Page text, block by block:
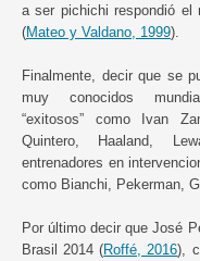
a ser pichichi respondió
(Mateo y Valdano, 1999).
Finalmente, decir que se
muy conocidos
“exitosos” como Ivan
Quintero, Haaland,
entrenadores en
como Bianchi, Pekerman,
Por último decir que José
Brasil 2014 (Roffé, 2016),